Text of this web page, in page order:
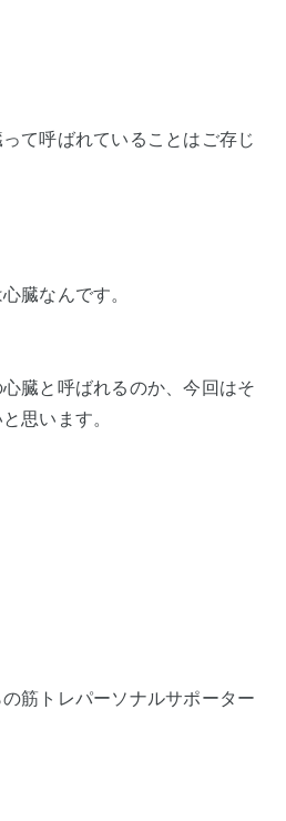
て呼ばれていることはご存じ
臓なんです。
臓と呼ばれるのか、今回はそ
思います。
筋トレパーソナルサポーター